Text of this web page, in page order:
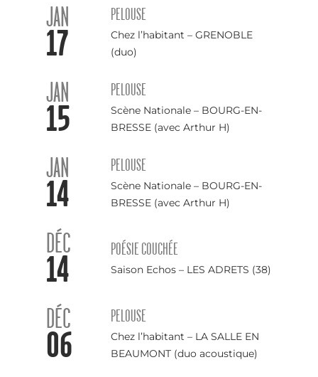
JAN
17
PELOUSE
Chez l’habitant – GRENOBLE
(duo)
JAN
15
PELOUSE
Scène Nationale – BOURG-EN-
BRESSE (avec Arthur H)
JAN
14
PELOUSE
Scène Nationale – BOURG-EN-
BRESSE (avec Arthur H)
DÉC
14 POÉSIE COUCHÉE
Saison Echos – LES ADRETS (38)
DÉC
06
PELOUSE
Chez l’habitant – LA SALLE EN
BEAUMONT (duo acoustique)